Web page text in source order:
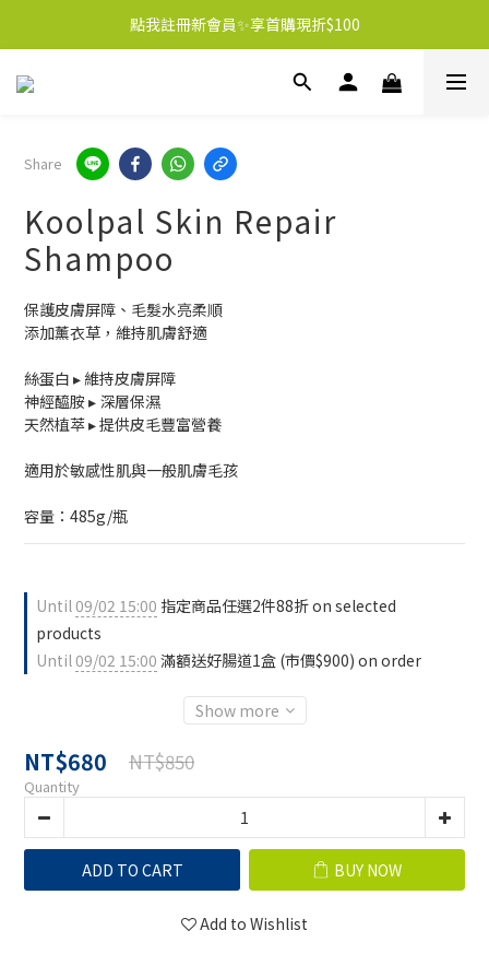
點我註冊新會員✨享首購現折$100
Share
Koolpal Skin Repair
Shampoo
保護皮膚屏障、毛髮水亮柔順
添加薰衣草，維持肌膚舒適
絲蛋白 ▸ 維持皮膚屏障
神經醯胺 ▸ 深層保濕
天然植萃 ▸ 提供皮毛豐富營養
適用於敏感性肌與一般肌膚毛孩
容量：485g/瓶
Until09/02 15:00 指定商品任選2件88折 on selected
products
Until09/02 15:00 滿額送好腸道1盒 (市價$900) on order
Show more
NT$680 NT$850
Quantity
ADD TO CART BUY NOW
Add to Wishlist